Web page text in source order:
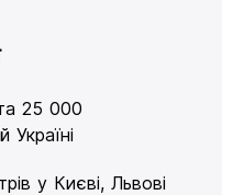
25 000
Україні
у Києві, Львові